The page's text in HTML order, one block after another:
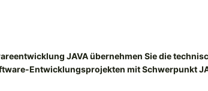
JAVA übernehmen Sie die
Entwicklungsprojekten mit Schwerpunkt